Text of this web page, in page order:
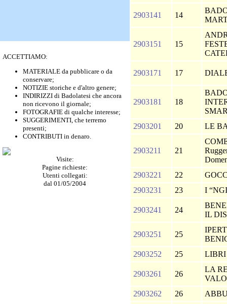
ACCETTIAMO:
MATERIALE da pubblicare o da
conservare;
NOTIZIE storiche e d'altro genere;
INDIRIZZI di Badolatesi che ancora
non ricevono il giornale;
FOTOGRAFIE di qualche interesse;
SUGGERIMENTI, che terremo
presenti;
CONTRIBUTI in denaro.
Visite:
Pagine richieste:
Utenti collegati:
dal 01/05/2004
2903141 14
2903151 15
2903171 17
2903181 18
2903201
20 LE
2903211 21
2903221
22
2903231
23 I
2903241 24
IL
2903251 25
2903252
25
2903261 26
LA
2903262
26